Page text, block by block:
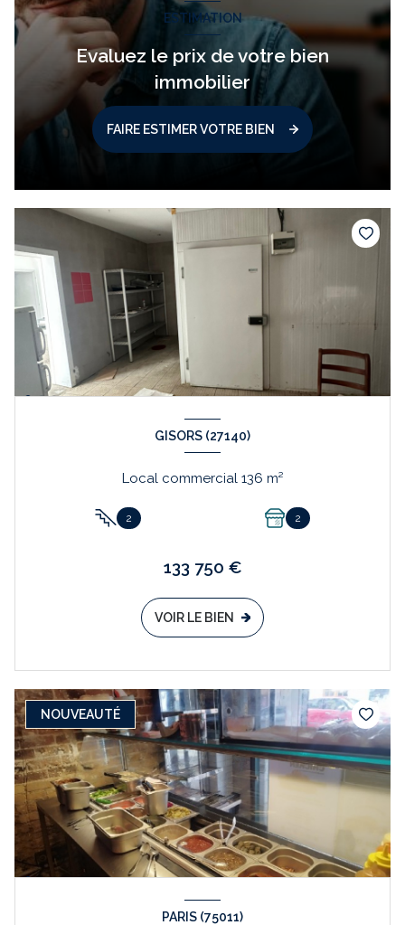
ESTIMATION
Evaluez le prix de votre bien
immobilier
FAIRE ESTIMER VOTRE BIEN
GISORS (27140)
Local commercial 136 m²
2 2
133 750 €
VOIR LE BIEN
NOUVEAUTÉ
PARIS (75011)